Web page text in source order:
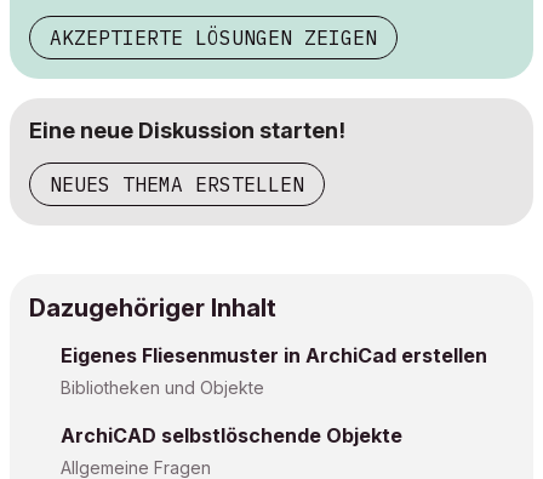
AKZEPTIERTE LÖSUNGEN ZEIGEN
Eine neue Diskussion starten!
NEUES THEMA ERSTELLEN
Dazugehöriger Inhalt
Eigenes Fliesenmuster in ArchiCad erstellen
Bibliotheken und Objekte
ArchiCAD selbstlöschende Objekte
Allgemeine Fragen